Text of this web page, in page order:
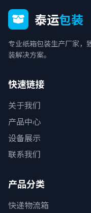
泰运包装
专业纸箱包装生产厂家，
装解决方案。
快速链接
关于我们
产品中心
设备展示
联系我们
产品分类
快递物流箱